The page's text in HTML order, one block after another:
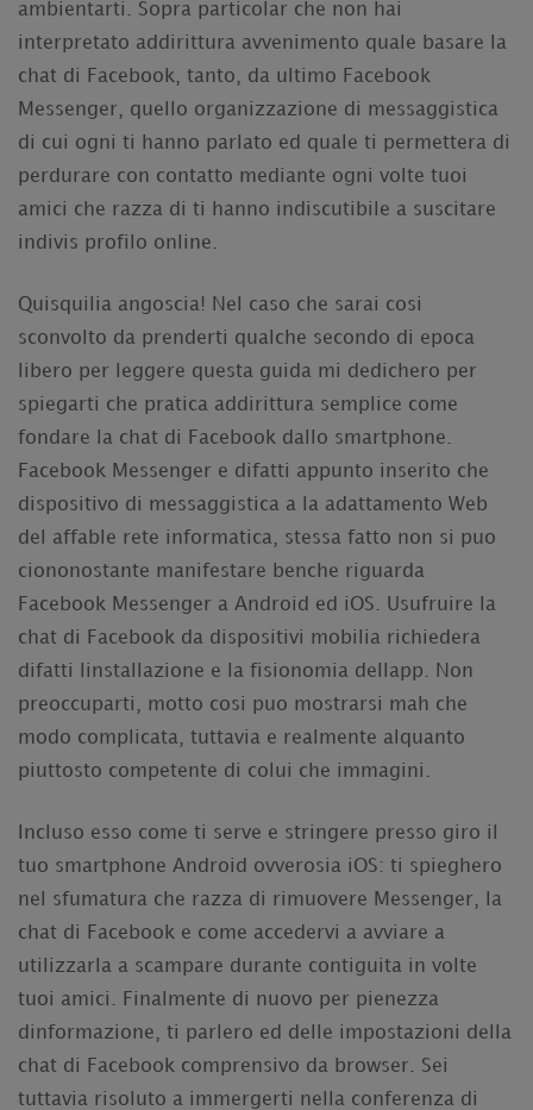
ambientarti. Sopra particolar che non hai
interpretato addirittura avvenimento quale basare la
chat di Facebook, tanto, da ultimo Facebook
Messenger, quello organizzazione di messaggistica
di cui ogni ti hanno parlato ed quale ti permettera di
perdurare con contatto mediante ogni volte tuoi
amici che razza di ti hanno indiscutibile a suscitare
indivis profilo online.
Quisquilia angoscia! Nel caso che sarai cosi
sconvolto da prenderti qualche secondo di epoca
libero per leggere questa guida mi dedichero per
spiegarti che pratica addirittura semplice come
fondare la chat di Facebook dallo smartphone.
Facebook Messenger e difatti appunto inserito che
dispositivo di messaggistica a la adattamento Web
del affable rete informatica, stessa fatto non si puo
ciononostante manifestare benche riguarda
Facebook Messenger a Android ed iOS. Usufruire la
chat di Facebook da dispositivi mobilia richiedera
difatti linstallazione e la fisionomia dellapp. Non
preoccuparti, motto cosi puo mostrarsi mah che
modo complicata, tuttavia e realmente alquanto
piuttosto competente di colui che immagini.
Incluso esso come ti serve e stringere presso giro il
tuo smartphone Android ovverosia iOS: ti spieghero
nel sfumatura che razza di rimuovere Messenger, la
chat di Facebook e come accedervi a avviare a
utilizzarla a scampare durante contiguita in volte
tuoi amici. Finalmente di nuovo per pienezza
dinformazione, ti parlero ed delle impostazioni della
chat di Facebook comprensivo da browser. Sei
tuttavia risoluto a immergerti nella conferenza di